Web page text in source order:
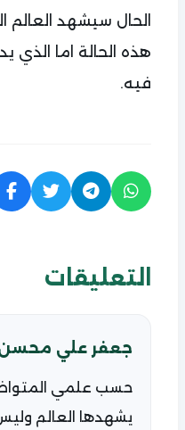
الحال سيشهد
هذه الحالة اما
فيه.
التعليقات
جعفر علي
حسب علمي
يشهدها العالم